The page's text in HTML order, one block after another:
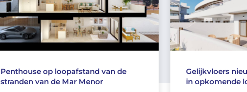
Penthouse op loopafstand van de
stranden van de Mar Menor
Gelijkvloers
in opkomende